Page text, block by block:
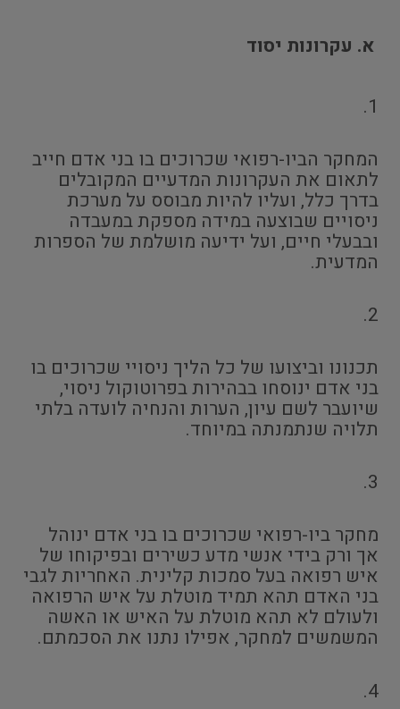
א. עקרונות יסוד
1.
המחקר הביו-רפואי שכרוכים בו בני אדם חייב
לתאום את העקרונות המדעיים המקובלים
בדרך כלל, ועליו להיות מבוסס על מערכת
ניסויים שבוצעה במידה מספקת במעבדה
ובבעלי חיים, ועל ידיעה מושלמת של הספרות
המדעית.
2.
תכנונו וביצועו של כל הליך ניסויי שכרוכים בו
בני אדם ינוסחו בבהירות בפרוטוקול ניסוי,
שיועבר לשם עיון, הערות והנחיה לועדה בלתי
תלויה שנתמנתה במיוחד.
3.
מחקר ביו-רפואי שכרוכים בו בני אדם ינוהל
אך ורק בידי אנשי מדע כשירים ובפיקוחו של
איש רפואה בעל סמכות קלינית. האחריות לגבי
בני האדם תהא תמיד מוטלת על איש הרפואה
ולעולם לא תהא מוטלת על האיש או האשה
המשמשים למחקר, אפילו נתנו את הסכמתם.
4.